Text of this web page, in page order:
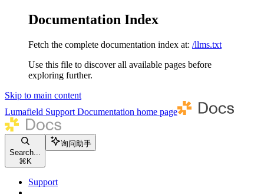
Documentation Index
Fetch the complete documentation index at: /llms.txt
Use this file to discover all available pages before
exploring further.
Skip to main content
Lumafield Support Documentation home page
Search...
⌘ K
询问助手
Support